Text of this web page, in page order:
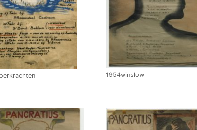
1954winslow